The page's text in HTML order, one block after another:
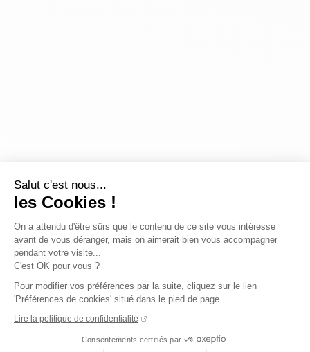
Salut c'est nous...
les Cookies !
On a attendu d'être sûrs que le contenu de ce site vous intéresse
avant de vous déranger, mais on aimerait bien vous accompagner
pendant votre visite...
C'est OK pour vous ?
Pour modifier vos préférences par la suite, cliquez sur le lien
'Préférences de cookies' situé dans le pied de page.
Lire la politique de confidentialité
Consentements certifiés par